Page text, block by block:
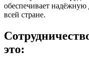
обеспечивает надёжную
всей стране.
это: